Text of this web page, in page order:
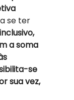
se ter
a soma
se
sua vez,